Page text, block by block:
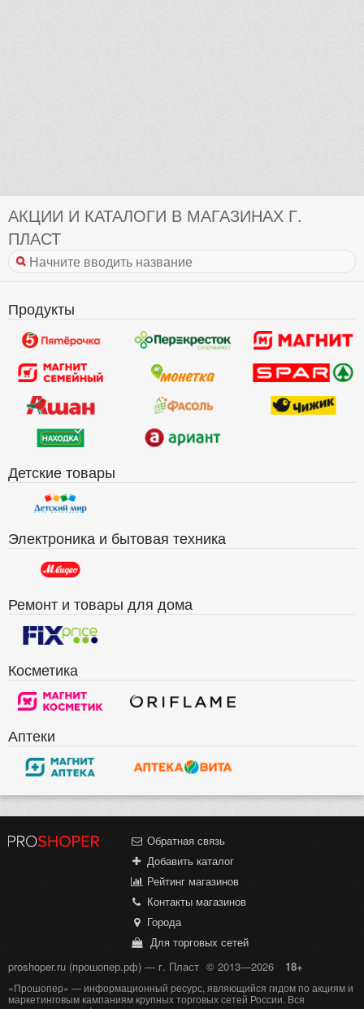
АКЦИИ И КАТАЛОГИ В МАГАЗИНАХ Г.
ПЛАСТ
Продукты
Детские товары
Электроника и бытовая техника
Ремонт и товары для дома
Косметика
Аптеки
Обратная связь
Добавить каталог
Рейтинг магазинов
Контакты магазинов
Города
Для торговых сетей
proshoper.ru (прошопер.рф) — г. Пласт © 2013—2026 18+
«Прошопер» — информационный ресурс, являющийся гидом по акциям и
маркетинговым кампаниям крупных торговых сетей России. Вся